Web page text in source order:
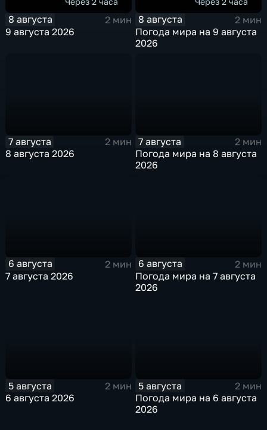
8 августа
2 мин
9 августа 2026
8 августа
2 мин
Погода мира на 9 августа
2026
7 августа
2 мин
8 августа 2026
7 августа
2 мин
Погода мира на 8 августа
2026
6 августа
2 мин
7 августа 2026
6 августа
2 мин
Погода мира на 7 августа
2026
5 августа
2 мин
6 августа 2026
5 августа
2 мин
Погода мира на 6 августа
2026